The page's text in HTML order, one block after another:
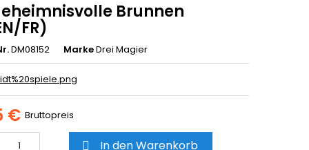
Brunnen
FR)
DM08152 MarkeDrei Magier
€ Bruttopreis
 In den Warenkorb